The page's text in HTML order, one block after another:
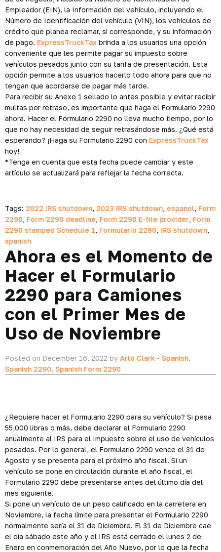
Empleador (EIN), la Información del vehículo, incluyendo el
Número de Identificación del vehículo (VIN), los vehículos de
crédito que planea reclamar, si corresponde, y su información
de pago. ExpressTruckTax brinda a los usuarios una opción
conveniente que les permite pagar su impuesto sobre
vehículos pesados junto con su tarifa de presentación. Esta
opción permite a los usuarios hacerlo todo ahora para que no
tengan que acordarse de pagar más tarde.
Para recibir su Anexo 1 sellado lo antes posible y evitar recibir
multas por retraso, es importante que haga el Formulario 2290
ahora. Hacer el Formulario 2290 no lleva mucho tiempo, por lo
que no hay necesidad de seguir retrasándose más. ¿Qué está
esperando? ¡Haga su Formulario 2290 con ExpressTruckTax
hoy!
*Tenga en cuenta que esta fecha puede cambiar y este
artículo se actualizará para reflejar la fecha correcta.
Tags: 2022 IRS shutdown, 2023 IRS shutdown, espanol, Form
2290, Form 2290 deadline, Form 2290 E-file provider, Form
2290 stamped Schedule 1, Formulario 2290, IRS shutdown,
spanish
Ahora es el Momento de
Hacer el Formulario
2290 para Camiones
con el Primer Mes de
Uso de Noviembre
Posted on December 16, 2022 by Arlo Clark - Spanish,
Spanish 2290, Spanish Form 2290
¿Requiere hacer el Formulario 2290 para su vehículo? Si pesa
55,000 libras o más, debe declarar el Formulario 2290
anualmente al IRS para el Impuesto sobre el uso de vehículos
pesados. Por lo general, el Formulario 2290 vence el 31 de
Agosto y se presenta para el próximo año fiscal. Si un
vehículo se pone en circulación durante el año fiscal, el
Formulario 2290 debe presentarse antes del último día del
mes siguiente.
Si pone un vehículo de un peso calificado en la carretera en
Noviembre, la fecha límite para presentar el Formulario 2290
normalmente sería el 31 de Diciembre. El 31 de Diciembre cae
el día sábado este año y el IRS está cerrado el lunes 2 de
Enero en conmemoración del Año Nuevo, por lo que la fecha